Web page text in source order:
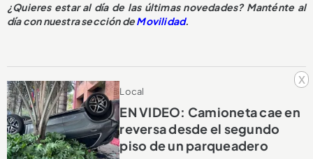
x
¿Quieres estar al día de las últimas novedades? Manténte al
día con nuestra sección deMovilidad.
Local
EN VIDEO: Camioneta cae en
reversa desde el segundo
piso de un parqueadero